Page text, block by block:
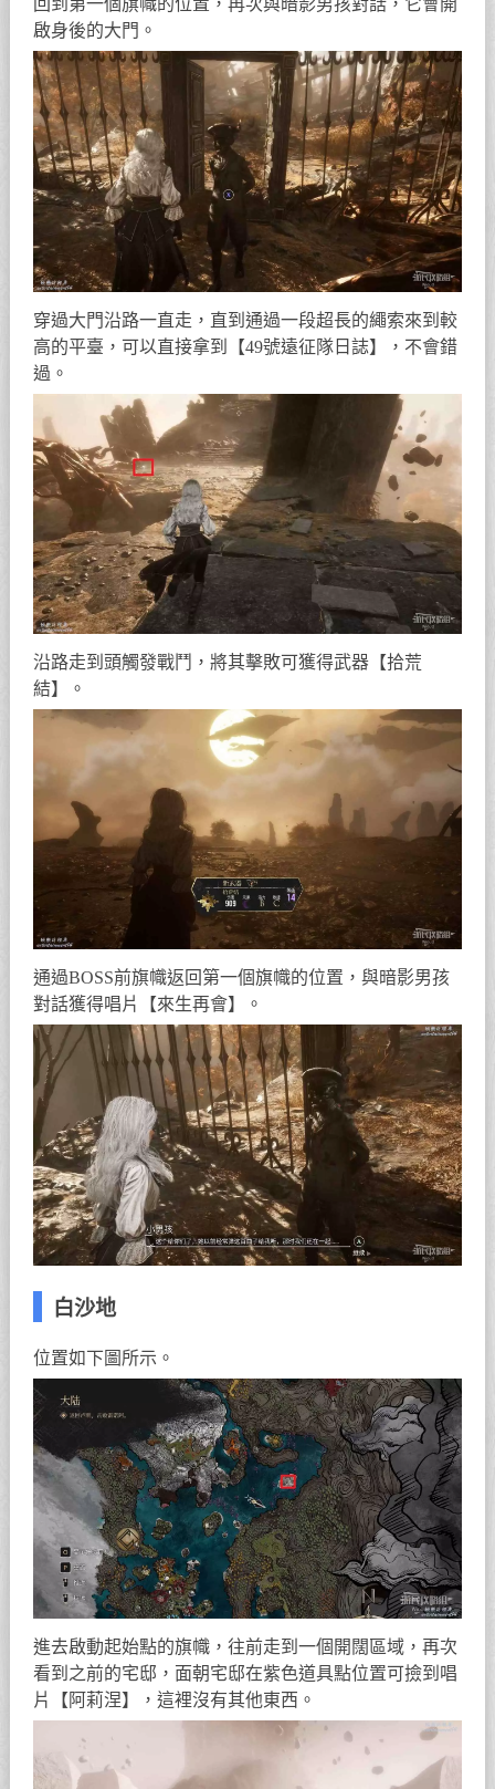
回到第一個旗幟的位置，再次與暗影男孩對話，它會開
啟身後的大門。
穿過大門沿路一直走，直到通過一段超長的繩索來到較
高的平臺，可以直接拿到【49號遠征隊日誌】，不會錯
過。
沿路走到頭觸發戰鬥，將其擊敗可獲得武器【拾荒
結】。
通過BOSS前旗幟返回第一個旗幟的位置，與暗影男孩
對話獲得唱片【來生再會】。
白沙地
位置如下圖所示。
進去啟動起始點的旗幟，往前走到一個開闊區域，再次
看到之前的宅邸，面朝宅邸在紫色道具點位置可撿到唱
片【阿莉涅】，這裡沒有其他東西。